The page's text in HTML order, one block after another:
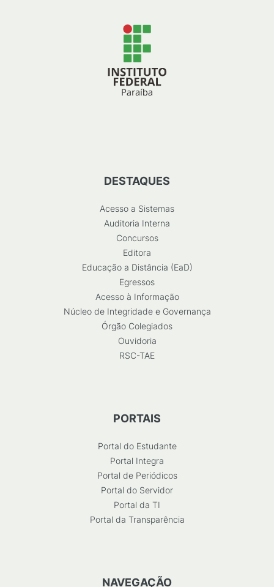
DESTAQUES
Acesso a Sistemas
Auditoria Interna
Concursos
Editora
Educação a Distância (EaD)
Egressos
Acesso à Informação
Núcleo de Integridade e Governança
Órgão Colegiados
Ouvidoria
RSC-TAE
PORTAIS
Portal do Estudante
Portal Integra
Portal de Periódicos
Portal do Servidor
Portal da TI
Portal da Transparência
NAVEGAÇÃO